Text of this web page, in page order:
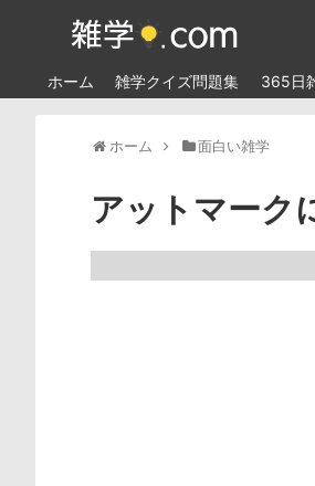
ホーム 雑学クイズ問題集 365日
ホーム 面白い雑学
アットマーク